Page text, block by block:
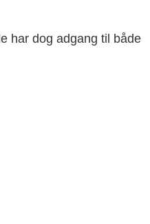
har dog adgang til både